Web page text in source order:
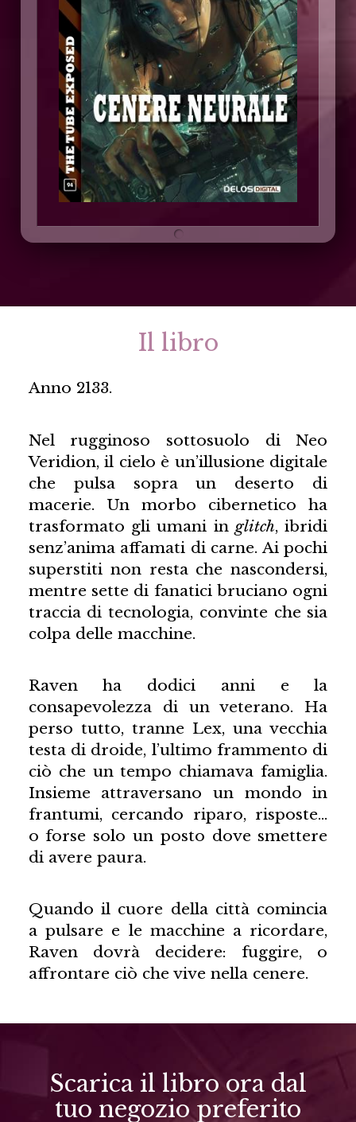
Il libro
Anno 2133.
Nel rugginoso sottosuolo di Neo
Veridion, il cielo è un’illusione digitale
che pulsa sopra un deserto di
macerie. Un morbo cibernetico ha
trasformato gli umani in glitch, ibridi
senz’anima affamati di carne. Ai pochi
superstiti non resta che nascondersi,
mentre sette di fanatici bruciano ogni
traccia di tecnologia, convinte che sia
colpa delle macchine.
Raven ha dodici anni e la
consapevolezza di un veterano. Ha
perso tutto, tranne Lex, una vecchia
testa di droide, l’ultimo frammento di
ciò che un tempo chiamava famiglia.
Insieme attraversano un mondo in
frantumi, cercando riparo, risposte…
o forse solo un posto dove smettere
di avere paura.
Quando il cuore della città comincia
a pulsare e le macchine a ricordare,
Raven dovrà decidere: fuggire, o
affrontare ciò che vive nella cenere.
Scarica il libro ora dal
tuo negozio preferito